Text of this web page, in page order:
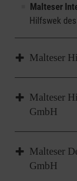
Malteser
Hilfswek
Malteser
Der
Million
(e.V.) und
Malteser
GmbH
In der
GmbH
Malteser
GmbH